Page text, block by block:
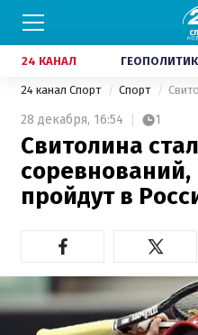
24 КАНАЛ
24 канал Спорт Спорт
28 декабря, 16:54 1
Свитолина
пройдут в